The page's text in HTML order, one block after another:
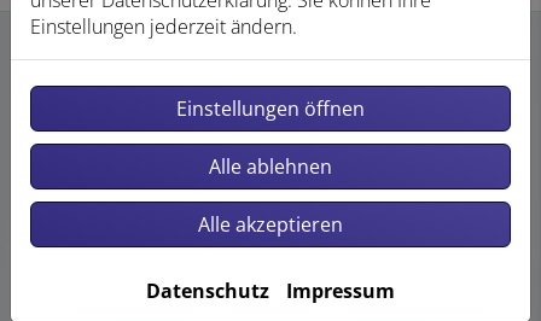
MIX & MATCH KOMPATIBEL – ALLES
PASST ZUSAMMEN
CALUNA bietet eine große Auswahl an Formen, Größen,
beliebten Farben und hochwertigen Oberflächen, die
sich auch serienübergreifend kombinieren lassen. So
entsteht eine Badlösung, die optisch aus einem Guss
wirkt – und trotzdem maximal individuell ist.
Einstellungen jederzeit ändern.
Einstellungen öffnen
Alle ablehnen
Alle akzeptieren
Datenschutz Impressum